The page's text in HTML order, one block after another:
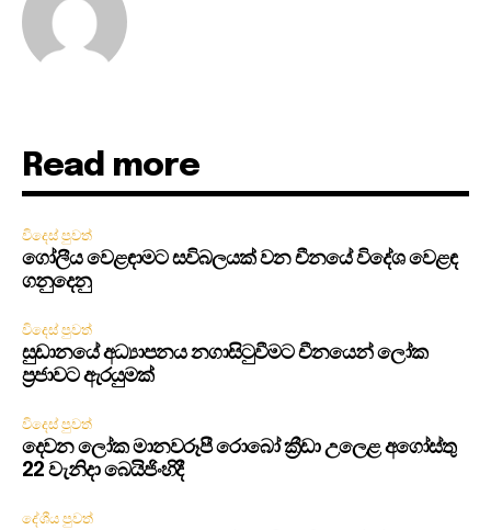
Read more
විදෙස් පුවත්
ගෝලීය වෙළඳාමට සවිබලයක් වන චීනයේ විදේශ වෙළඳ
ගනුදෙනු
විදෙස් පුවත්
සුඩානයේ අධ්‍යාපනය නගාසිටුවීමට චීනයෙන් ලෝක
ප්‍රජාවට ඇරයුමක්
විදෙස් පුවත්
දෙවන ලෝක මානවරූපී රොබෝ ක්‍රීඩා උලෙළ අගෝස්තු
22 වැනිදා බෙයිජිංහිදී
දේශීය පුවත්